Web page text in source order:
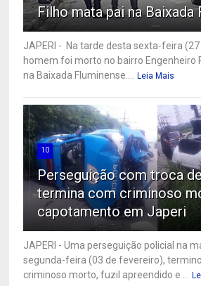
Filho mata pai na Baixada
JAPERI - Na tarde desta sexta-feira
homem foi morto no bairro Engenheiro
na Baixada Fluminense....
Leia Mais
10
Perseguição com troca
termina com criminoso
capotamento em Japeri
JAPERI - Uma perseguição policial na
segunda-feira (03 de fevereiro),
criminoso morto, fuzil apreendido e ...